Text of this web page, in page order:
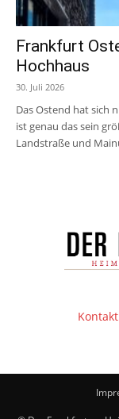
Frankfurt
Hochhaus
30. Juli 2026
Das Ostend hat sich
ist genau das sein
Landstraße und